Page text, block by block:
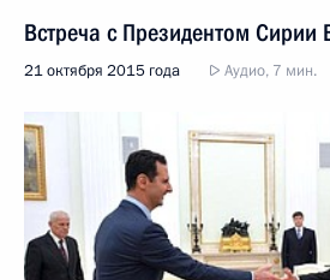
Встреча с Президентом
21 октября 2015 года Аудио, 7 мин.